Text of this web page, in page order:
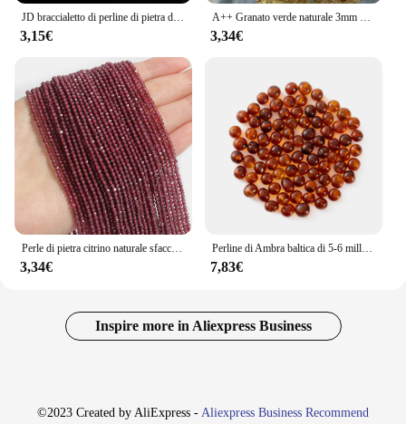
JD braccialetto di perline di pietra di Selenite bianca naturale donna uomo 100% vera pietra rotonda di gesso 6 8 braccialetti elasticizzati da 10mm regalo di Yoga minerale
3,15€
A++ Granato verde naturale 3mm 3,5mm Perline sfaccettate Perline di pietre preziose sciolte per la creazione di gioielli Bracciale Accessori fai da te all'ingrosso
3,34€
3,34€
Perline di Ambra baltica di 5-6 millimetri di Larghezza Fori Pre-Forati per la Tesatura Dei Monili-Bulk Forniture FAI DA TE per fare Dentizione Collana
7,83€
Inspire more in Aliexpress Business
©2023 Created by AliExpress - Aliexpress Business Recommend